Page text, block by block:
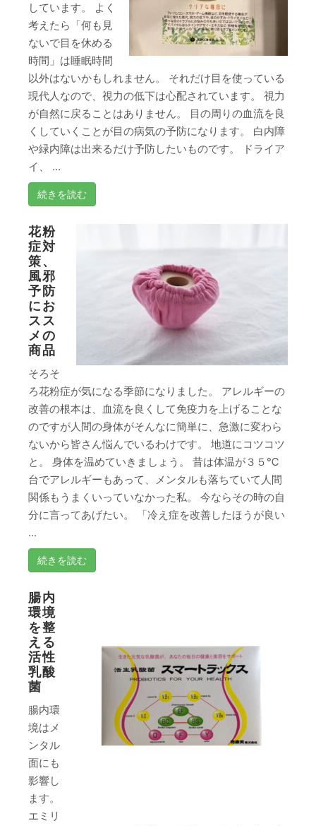
しています。 よく
考えたら「何も見
ないで目を休める
時間」は睡眠時間
以外はないかもしれません。 それだけ目を使っている
現代人なので、視力の低下は心配されています。 視力
が自然に戻ることはありません。 目の周りの血流を良
くしていくことが目の病気の予防になります。 白内障
や緑内障は出来るだけ予防したいものです。 ドライア
イ、 ...
続きを読む
花粉
症対
策、
風邪
予防
にお
スス
メの
商品
そろそ
ろ花粉症が気になる季節になりました。 アレルギーの
改善の根本は、血流を良くして免疫力を上げることな
のですが人間の身体がそんなに簡単に、急激に変わら
ないから皆さん悩んでいるわけです。 地道にコツコツ
と。 身体を温めていきましょう。 昔は体温が３５℃
台でアレルギーもあって、メンタルも落ちていて人間
関係もうまくいっていなかった私。 今ならその時の自
分に言ってあげたい。 「冷え症を改善したほうが良い
...
続きを読む
腸内
環境
を整
える
活性
乳酸
菌
腸内環
境はメ
ンタル
面にも
影響し
ます。
エミリ